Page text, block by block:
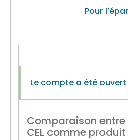
Pour
Le compte a été ouvert
Comparaison entre
CEL comme